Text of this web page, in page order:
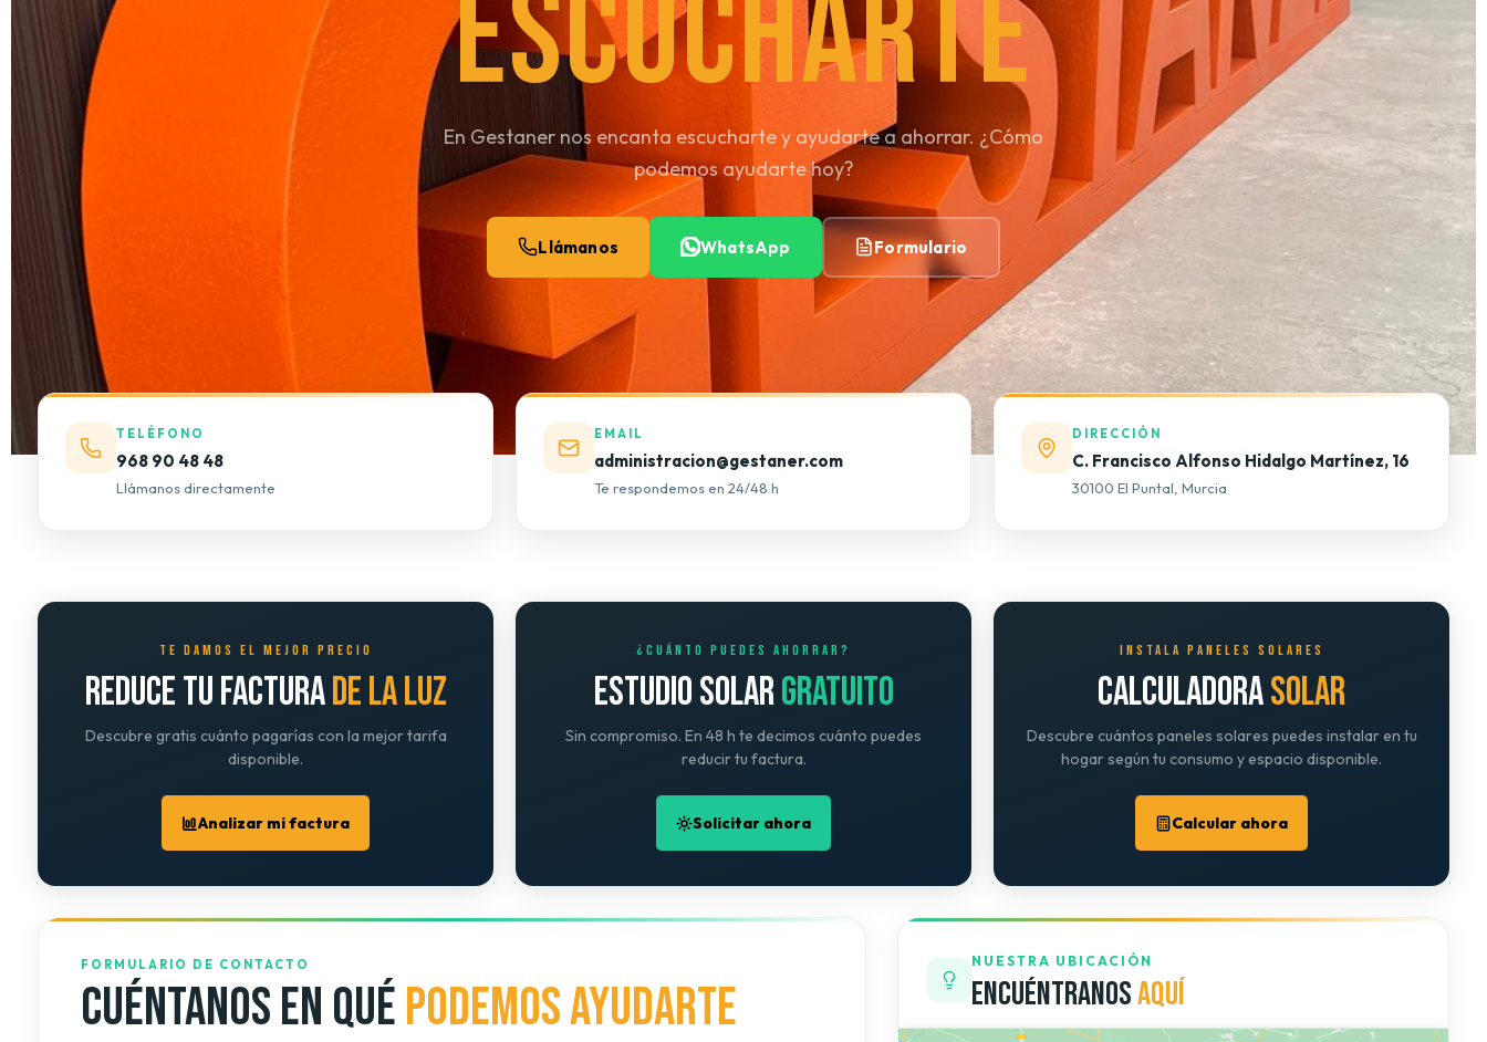
ESCUCHARTE
En Gestaner nos encanta escucharte y ayudarte a ahorrar. ¿Cómo
podemos ayudarte hoy?
Llámanos WhatsApp Formulario
TELÉFONO
968 90 48 48
Llámanos directamente
EMAIL
administracion@gestaner.com
Te respondemos en 24/48 h
DIRECCIÓN
C. Francisco Alfonso Hidalgo Martínez, 16
30100 El Puntal, Murcia
TE DAMOS EL MEJOR PRECIO
REDUCE TU FACTURADE LA LUZ
Descubre gratis cuánto pagarías con la mejor tarifa
disponible.
Analizar mi factura
¿CUÁNTO PUEDES AHORRAR?
ESTUDIO SOLARGRATUITO
Sin compromiso. En 48 h te decimos cuánto puedes
reducir tu factura.
Solicitar ahora
INSTALA PANELES SOLARES
CALCULADORASOLAR
Descubre cuántos paneles solares puedes instalar en tu
hogar según tu consumo y espacio disponible.
Calcular ahora
FORMULARIO DE CONTACTO
Cuéntanos en quépodemos ayudarte
NUESTRA UBICACIÓN
Encuéntranosaquí